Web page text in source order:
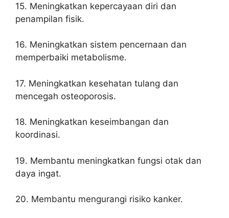
15. Meningkatkan kepercayaan diri dan
penampilan fisik.
16. Meningkatkan sistem pencernaan dan
memperbaiki metabolisme.
17. Meningkatkan kesehatan tulang dan
mencegah osteoporosis.
18. Meningkatkan keseimbangan dan
koordinasi.
19. Membantu meningkatkan fungsi otak dan
daya ingat.
20. Membantu mengurangi risiko kanker.